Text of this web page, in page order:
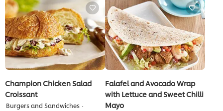
لهذا
Champion Chicken Salad
Croissant
Burgers and Sandwiches
Falafel and Avocado Wrap
with Lettuce and Sweet Chilli
Mayo